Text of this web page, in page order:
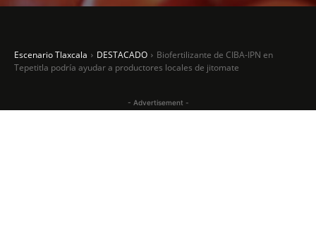
Escenario Tlaxcala DESTACADO
Biofertilizante de CIBA-IPN en
Tepetitla podría ayudar a productores locales de jitomate
- Advertisement -